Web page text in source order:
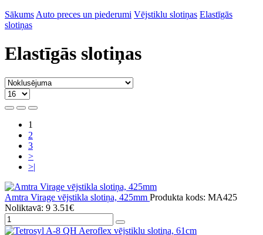
Sākums Auto preces un piederumi Vējstiklu slotiņas Elastīgās
slotiņas
Elastīgās slotiņas
1
2
3
>
>|
Amtra Virage vējstikla slotiņa, 425mm Produkta kods: MA425
Noliktavā: 9 3.51€